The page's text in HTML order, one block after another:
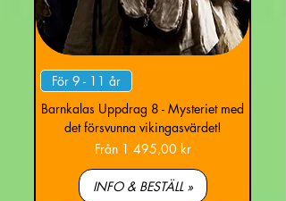
För 9 - 11 år
Barnkalas Uppdrag 8 - Mysteriet med
det försvunna vikingasvärdet!
Från 1 495,00 kr
Reapris
INFO & BESTÄLL »